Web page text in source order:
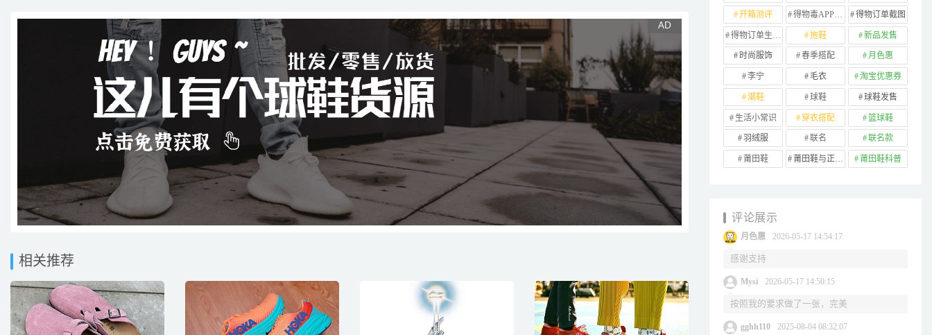
相关推荐
开箱测评 得物毒APP订单 得物订单截图
得物订单生成器 拖鞋 新品发售
时尚服饰 春季搭配 月色惠
李宁 毛衣 淘宝优惠券
潮鞋 球鞋 球鞋发售
生活小常识 穿衣搭配 篮球鞋
羽绒服 联名 联名款
莆田鞋 莆田鞋与正品对比 莆田鞋科普
评论展示
月色惠 2026-05-17 14:54:17
感谢支持
Mysi 2026-05-17 14:50:15
按照我的要求做了一张，完美
gghh110 2025-08-04 08:32:07